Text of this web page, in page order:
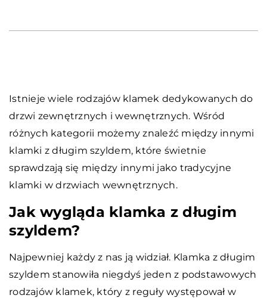
Istnieje wiele rodzajów klamek dedykowanych do
drzwi zewnętrznych i wewnętrznych. Wśród
różnych kategorii możemy znaleźć między innymi
klamki z długim szyldem, które świetnie
sprawdzają się między innymi jako tradycyjne
klamki w drzwiach wewnętrznych.
Jak wygląda klamka z długim
szyldem?
Najpewniej każdy z nas ją widział. Klamka z długim
szyldem stanowiła niegdyś jeden z podstawowych
rodzajów klamek, który z reguły występował w